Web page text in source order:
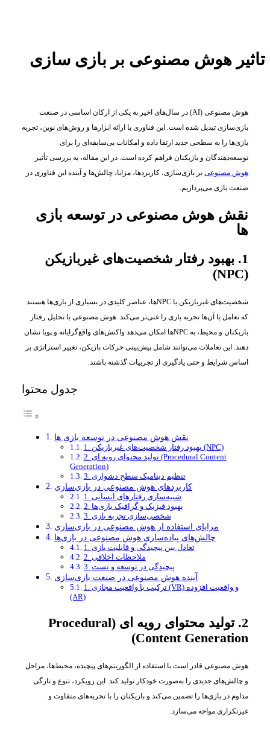
تاثیر هوش مصنوعی بر بازی سازی
هوش مصنوعی (AI) در سال‌های اخیر به یکی از ارکان اساسی در صنعت
بازی‌سازی تبدیل شده است. این فناوری با ارائه ابزارها و روش‌های نوین، تجربه
بازی‌ها را به سطحی جدید ارتقا داده و امکانات بی‌سابقه‌ای را برای
توسعه‌دهندگان و بازیکنان فراهم کرده است. در این مقاله، به بررسی تأثیر
هوش مصنوعی بر بازی‌سازی، کاربردها، مزایا، چالش‌ها و آینده این فناوری در
صنعت بازی می‌پردازیم.
نقش هوش مصنوعی در توسعه بازی‌
ها
1. بهبود رفتار شخصیت‌های غیربازیکن
(NPC)
شخصیت‌های غیربازیکن یا NPCها، عناصر کلیدی در بسیاری از بازی‌ها هستند
که تعامل با آن‌ها تجربه بازی را غنی‌تر می‌کند. هوش مصنوعی با تحلیل رفتار
بازیکنان و محیط، به NPCها امکان می‌دهد واکنش‌های واقع‌گرایانه و پویا نشان
دهند. این تعاملات می‌توانند شامل پیش‌بینی حرکات بازیکن، تغییر استراتژی بر
اساس شرایط و حتی یادگیری از تجربیات گذشته باشند.
جدول محتوا
نقش هوش مصنوعی در توسعه بازی‌ ها
1. بهبود رفتار شخصیت‌های غیربازیکن (NPC)
2. تولید محتوای رویه‌ ای (Procedural Content
Generation)
3. تنظیم دینامیک سطح دشواری
کاربردهای هوش مصنوعی در بازی‌سازی
1. شبیه‌سازی رفتارهای انسانی
2. بهبود فیزیک و گرافیک بازی‌ها
3. شخصی‌سازی تجربه بازی
مزایای استفاده از هوش مصنوعی در بازی‌سازی
چالش‌های پیاده‌سازی هوش مصنوعی در بازی‌ها
1. تعادل بین پیچیدگی و قابلیت بازی
2. ملاحظات اخلاقی
3. پیچیدگی در توسعه و تست
آینده هوش مصنوعی در صنعت بازی‌سازی
1. ترکیب با واقعیت مجازی (VR) و واقعیت افزوده
(AR)
2. تولید محتوای رویه‌ ای (Procedural
Content Generation)
هوش مصنوعی قادر است با استفاده از الگوریتم‌های پیچیده، محیط‌ها، مراحل
و چالش‌های جدیدی را به‌صورت خودکار تولید کند. این رویکرد، تنوع و تازگی
مداوم در بازی‌ها را تضمین می‌کند و بازیکنان را با تجربه‌های متفاوت و
غیرتکراری مواجه می‌سازد.